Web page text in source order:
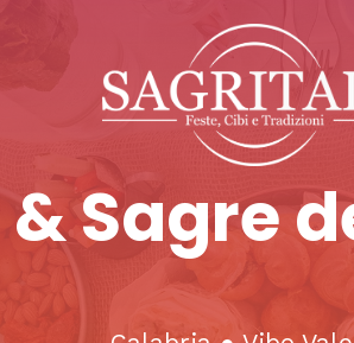
& Sagre